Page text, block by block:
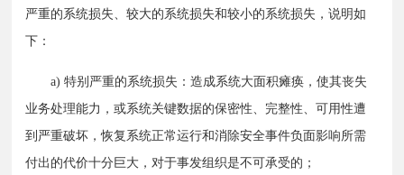
严重的系统损失、较大的系统损失和较小的系统损失，说明如
下：
a) 特别严重的系统损失：造成系统大面积瘫痪，使其丧失
业务处理能力，或系统关键数据的保密性、完整性、可用性遭
到严重破坏，恢复系统正常运行和消除安全事件负面影响所需
付出的代价十分巨大，对于事发组织是不可承受的；